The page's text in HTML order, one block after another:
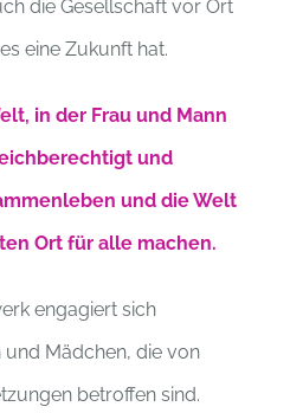
die Gesellschaft vor Ort
eine Zukunft hat.
in der Frau und Mann
und
und die Welt
Ort für alle machen.
engagiert sich
Mädchen, die von
betroffen sind.